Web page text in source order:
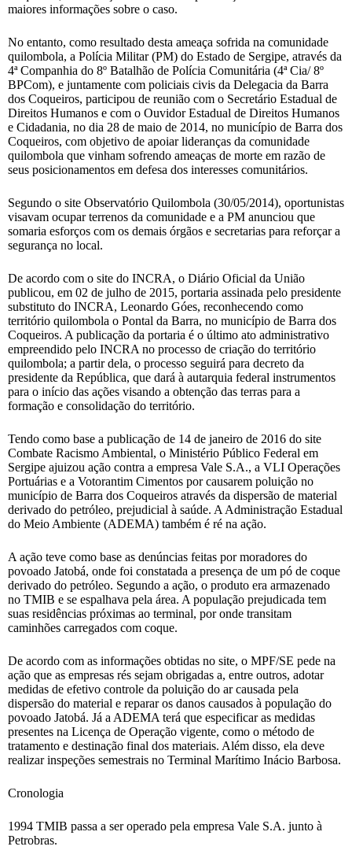
maiores informações sobre o caso.
No entanto, como resultado desta ameaça sofrida na comunidade
quilombola, a Polícia Militar (PM) do Estado de Sergipe, através da
4ª Companhia do 8º Batalhão de Polícia Comunitária (4ª Cia/ 8º
BPCom), e juntamente com policiais civis da Delegacia da Barra
dos Coqueiros, participou de reunião com o Secretário Estadual de
Direitos Humanos e com o Ouvidor Estadual de Direitos Humanos
e Cidadania, no dia 28 de maio de 2014, no município de Barra dos
Coqueiros, com objetivo de apoiar lideranças da comunidade
quilombola que vinham sofrendo ameaças de morte em razão de
seus posicionamentos em defesa dos interesses comunitários.
Segundo o site Observatório Quilombola (30/05/2014), oportunistas
visavam ocupar terrenos da comunidade e a PM anunciou que
somaria esforços com os demais órgãos e secretarias para reforçar a
segurança no local.
De acordo com o site do INCRA, o Diário Oficial da União
publicou, em 02 de julho de 2015, portaria assinada pelo presidente
substituto do INCRA, Leonardo Góes, reconhecendo como
território quilombola o Pontal da Barra, no município de Barra dos
Coqueiros. A publicação da portaria é o último ato administrativo
empreendido pelo INCRA no processo de criação do território
quilombola; a partir dela, o processo seguirá para decreto da
presidente da República, que dará à autarquia federal instrumentos
para o início das ações visando a obtenção das terras para a
formação e consolidação do território.
Tendo como base a publicação de 14 de janeiro de 2016 do site
Combate Racismo Ambiental, o Ministério Público Federal em
Sergipe ajuizou ação contra a empresa Vale S.A., a VLI Operações
Portuárias e a Votorantim Cimentos por causarem poluição no
município de Barra dos Coqueiros através da dispersão de material
derivado do petróleo, prejudicial à saúde. A Administração Estadual
do Meio Ambiente (ADEMA) também é ré na ação.
A ação teve como base as denúncias feitas por moradores do
povoado Jatobá, onde foi constatada a presença de um pó de coque
derivado do petróleo. Segundo a ação, o produto era armazenado
no TMIB e se espalhava pela área. A população prejudicada tem
suas residências próximas ao terminal, por onde transitam
caminhões carregados com coque.
De acordo com as informações obtidas no site, o MPF/SE pede na
ação que as empresas rés sejam obrigadas a, entre outros, adotar
medidas de efetivo controle da poluição do ar causada pela
dispersão do material e reparar os danos causados à população do
povoado Jatobá. Já a ADEMA terá que especificar as medidas
presentes na Licença de Operação vigente, como o método de
tratamento e destinação final dos materiais. Além disso, ela deve
realizar inspeções semestrais no Terminal Marítimo Inácio Barbosa.
Cronologia
1994 TMIB passa a ser operado pela empresa Vale S.A. junto à
Petrobras.